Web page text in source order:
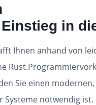
in
Ihnen anhand von
Sie einen
Systeme notwendig ist.